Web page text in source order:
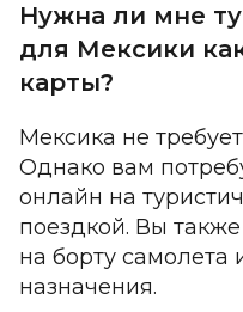
Нужна ли мне
для Мексики
карты?
Мексика не
Однако вам
онлайн на
поездкой. Вы
на борту
назначения.